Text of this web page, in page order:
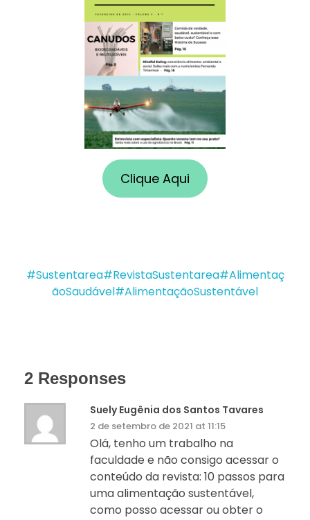
Clique Aqui
#Sustentarea#RevistaSustentarea#Alimentaç
ãoSaudável#AlimentaçãoSustentável
2 Responses
Suely Eugênia dos Santos Tavares
2 de setembro de 2021 at 11:15
Olá, tenho um trabalho na
faculdade e não consigo acessar o
conteúdo da revista: 10 passos para
uma alimentação sustentável,
como posso acessar ou obter o